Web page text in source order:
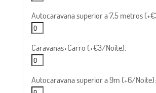
Autocaravana superior a 7,5 metros
Caravanas+Carro (+€3/Noite):
Autocaravana superior a 9m (+6/Noite):